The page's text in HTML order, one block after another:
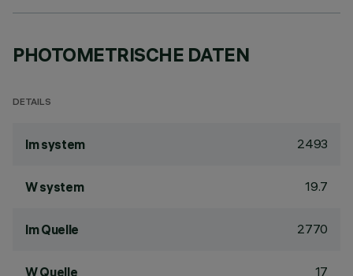
PHOTOMETRISCHE DATEN
DETAILS
lm system 2493
W system 19.7
lm Quelle 2770
W Quelle 17